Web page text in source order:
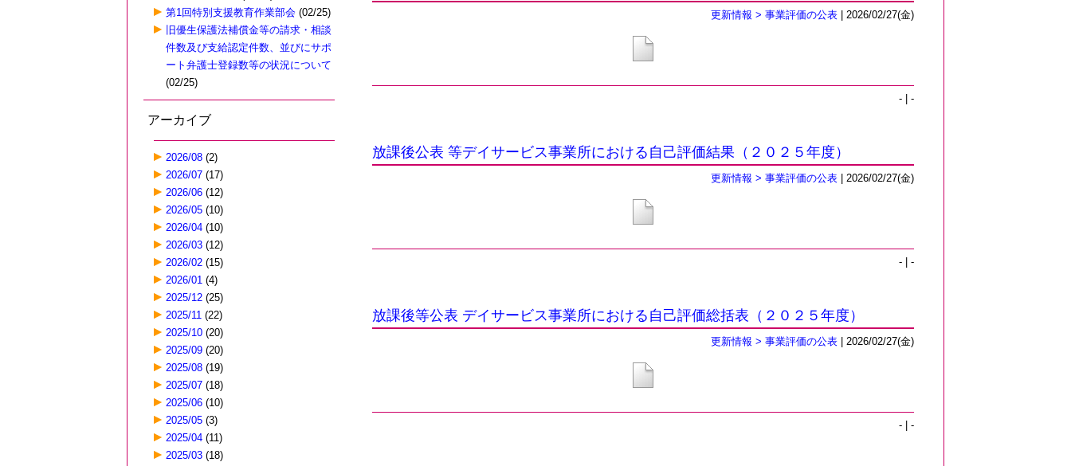
第1回特別支援教育作業部会 (02/25)
旧優生保護法補償金等の請求・相談
件数及び支給認定件数、並びにサポ
ート弁護士登録数等の状況について
(02/25)
アーカイブ
2026/08 (2)
2026/07 (17)
2026/06 (12)
2026/05 (10)
2026/04 (10)
2026/03 (12)
2026/02 (15)
2026/01 (4)
2025/12 (25)
2025/11 (22)
2025/10 (20)
2025/09 (20)
2025/08 (19)
2025/07 (18)
2025/06 (10)
2025/05 (3)
2025/04 (11)
2025/03 (18)
更新情報 > 事業評価の公表 | 2026/02/27(金)
- | -
放課後公表 等デイサービス事業所における自己評価結果（２０２５年度）
更新情報 > 事業評価の公表 | 2026/02/27(金)
- | -
放課後等公表 デイサービス事業所における自己評価総括表（２０２５年度）
更新情報 > 事業評価の公表 | 2026/02/27(金)
- | -